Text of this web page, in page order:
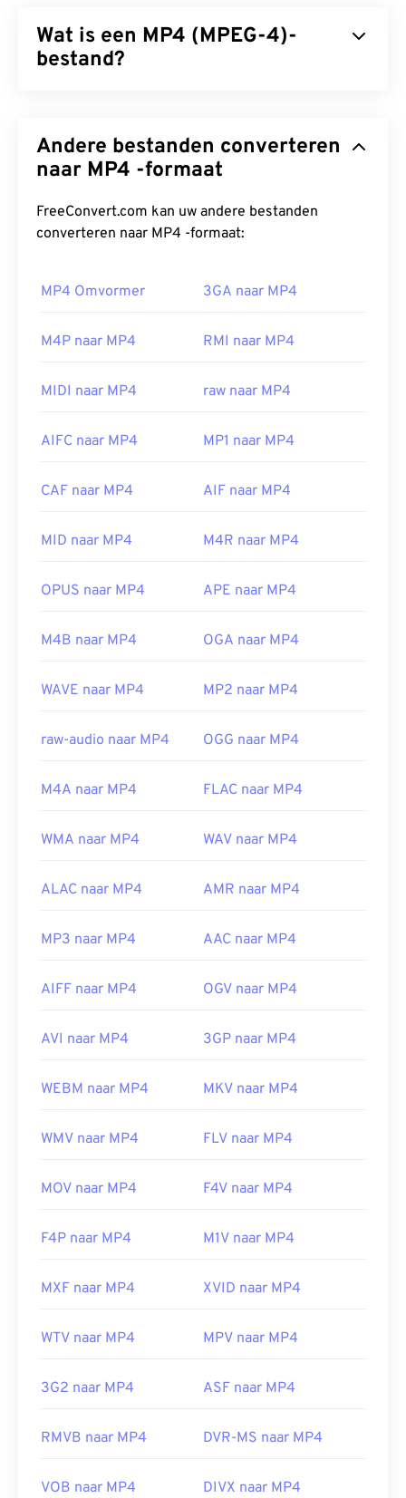
Wat is een MP4 (MPEG-4)-
bestand?
opslaan. Het is compatibel met een breed scala aan
apparaten en besturingssystemen en gebruikt een
wat resulteert in een bestand dat gemakkelijk te
beheren en op te slaan is. Het is ook een populair
beste videoformaten die momenteel beschikbaar
MP4-bestanden worden geopend in de standaard
Dubbelklikken op het bestand opent het. Er is
het geopend in
Windows Media Player. Op Mac
Op sommige apparaten, met name mobiele
problematisch zijn. MP4 is een container die
betekent dit meestal dat de gegevens in de
compatibel zijn met het besturingssysteem van
VLC Media Playerproberen.
(MPEG)
Nuttige links:
https://mpeg.chiariglione.org/standards/mpeg-
Andere bestanden converteren
naar MP4 -formaat
FreeConvert.com kan uw andere bestanden
converteren naar MP4 -formaat:
MP4 Omvormer 3GA naar MP4
M4P naar MP4 RMI naar MP4
MIDI naar MP4 raw naar MP4
AIFC naar MP4 MP1 naar MP4
CAF naar MP4 AIF naar MP4
MID naar MP4 M4R naar MP4
OPUS naar MP4 APE naar MP4
M4B naar MP4 OGA naar MP4
WAVE naar MP4 MP2 naar MP4
raw-audio naar MP4 OGG naar MP4
M4A naar MP4 FLAC naar MP4
WMA naar MP4 WAV naar MP4
ALAC naar MP4 AMR naar MP4
MP3 naar MP4 AAC naar MP4
AIFF naar MP4 OGV naar MP4
AVI naar MP4 3GP naar MP4
WEBM naar MP4 MKV naar MP4
WMV naar MP4 FLV naar MP4
MOV naar MP4 F4V naar MP4
F4P naar MP4 M1V naar MP4
MXF naar MP4 XVID naar MP4
WTV naar MP4 MPV naar MP4
3G2 naar MP4 ASF naar MP4
RMVB naar MP4 DVR-MS naar MP4
VOB naar MP4 DIVX naar MP4